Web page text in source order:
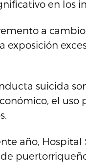
en los
a
suicida
el
año,